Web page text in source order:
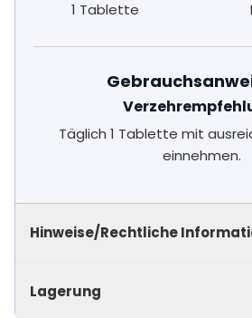
1 Tablette
Täglich 1 Tablette mit
einnehmen.
Hinweise/Rechtliche
Lagerung